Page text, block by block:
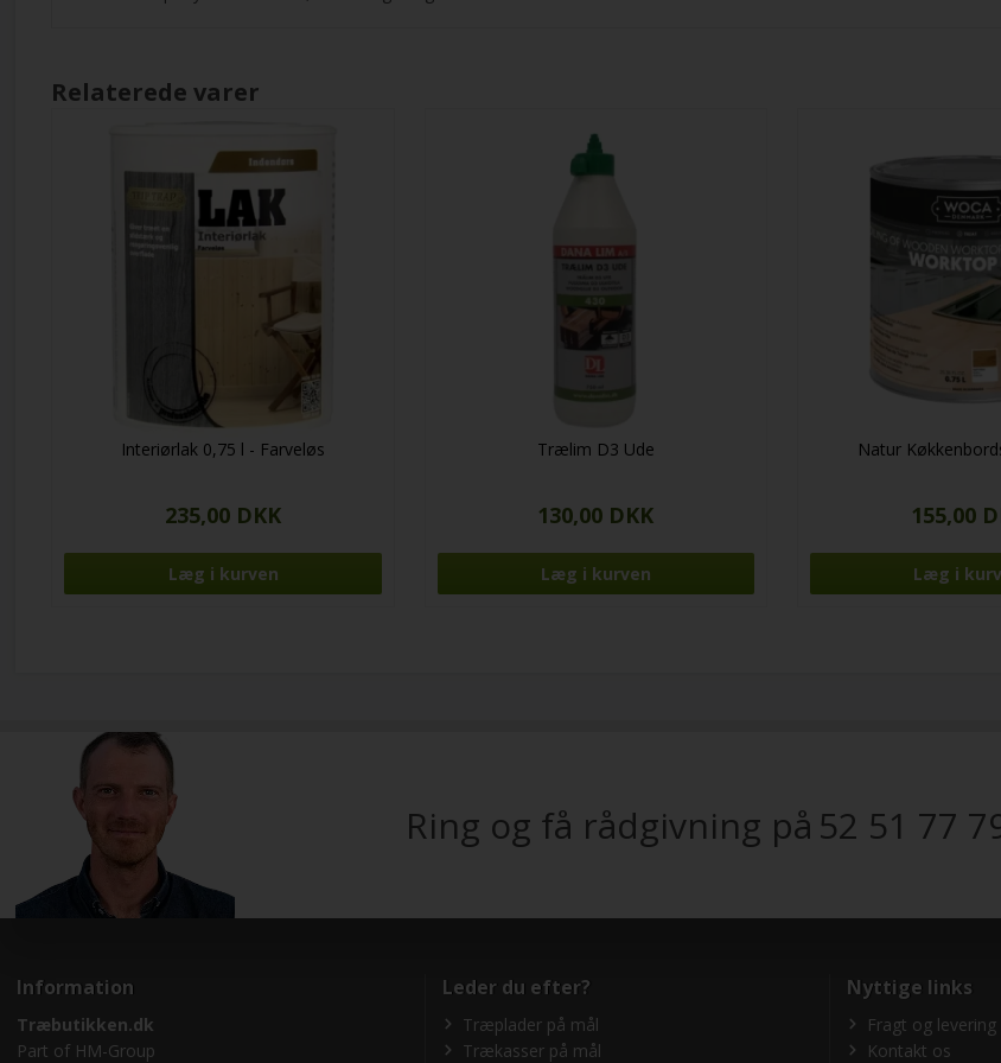
Relaterede varer
Interiørlak 0,75 l - Farveløs
235,00 DKK
Trælim D3 Ude
130,00 DKK
Natur
155,00
Ring og få rådgivning på 52 51 77
Information
Træbutikken.dk
Part of HM-Group
Leder du efter?
Træplader på mål
Trækasser på mål
Nyttige links
Fragt og levering
Kontakt os